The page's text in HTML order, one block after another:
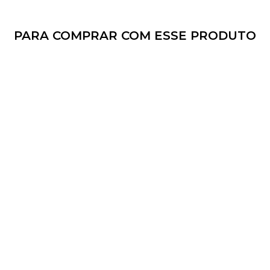
PARA COMPRAR COM ESSE PRODUTO